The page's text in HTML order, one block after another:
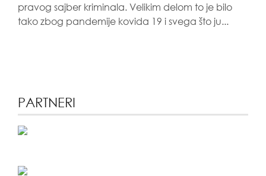
pravog sajber kriminala. Velikim delom to je bilo
tako zbog pandemije kovida 19 i svega što ju...
PARTNERI